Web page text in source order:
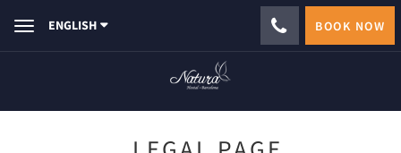
ToggleENGLISH BOOK NOW